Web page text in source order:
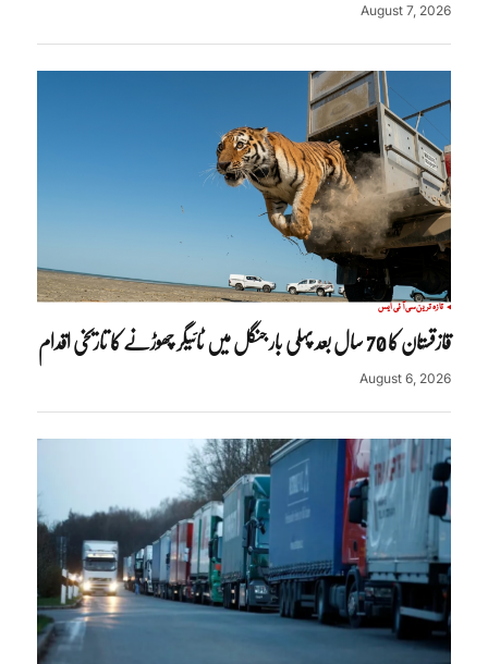
August 7, 2026
تازہ ترینسی آئی ایس
قازقستان کا 70 سال بعد پہلی بار جنگل میں ٹائیگر چھوڑنے کا تاریخی اقدام
August 6, 2026